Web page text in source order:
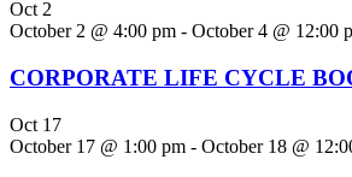
Oct 2
October 2 @ 4:00 pm - October 4 @ 12:00
CORPORATE LIFE CYCLE
Oct 17
October 17 @ 1:00 pm - October 18 @